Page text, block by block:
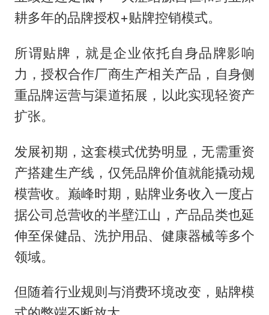
耕多年的品牌授权+贴牌控销模式。
所谓贴牌，就是企业依托自身品牌影响
力，授权合作厂商生产相关产品，自身侧
重品牌运营与渠道拓展，以此实现轻资产
扩张。
发展初期，这套模式优势明显，无需重资
产搭建生产线，仅凭品牌价值就能撬动规
模营收。巅峰时期，贴牌业务收入一度占
据公司总营收的半壁江山，产品品类也延
伸至保健品、洗护用品、健康器械等多个
领域。
但随着行业规则与消费环境改变，贴牌模